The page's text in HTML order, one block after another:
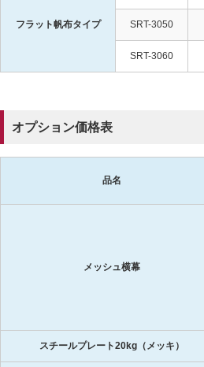
フラット帆布タイプ SRT-3050
SRT-3060
オプション価格表
品名
メッシュ横幕
スチールプレート20kg（メッキ）